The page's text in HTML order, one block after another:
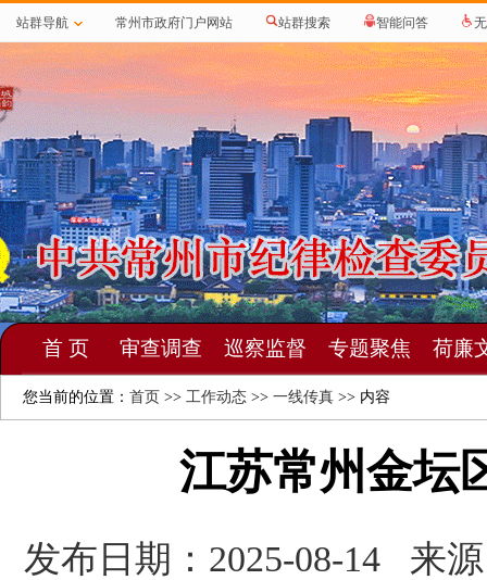
站群导航 常州市政府门户网站 站群搜索 智能问答
首 页 审查调查 巡察监督 专题聚焦 荷廉
您当前的位置： 首页 >> 工作动态 >> 一线传真 >> 内容
江苏常州金坛
发布日期：2025-08-14 来